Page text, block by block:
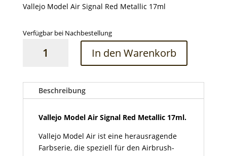
Vallejo Model Air Signal Red Metallic 17ml
Verfügbar bei Nachbestellung
17ml
In den Warenkorb
Beschreibung
Vallejo Model Air Signal Red Metallic17ml.
Vallejo Model Air ist eine herausragende
Farbserie, die speziell für den Airbrush-